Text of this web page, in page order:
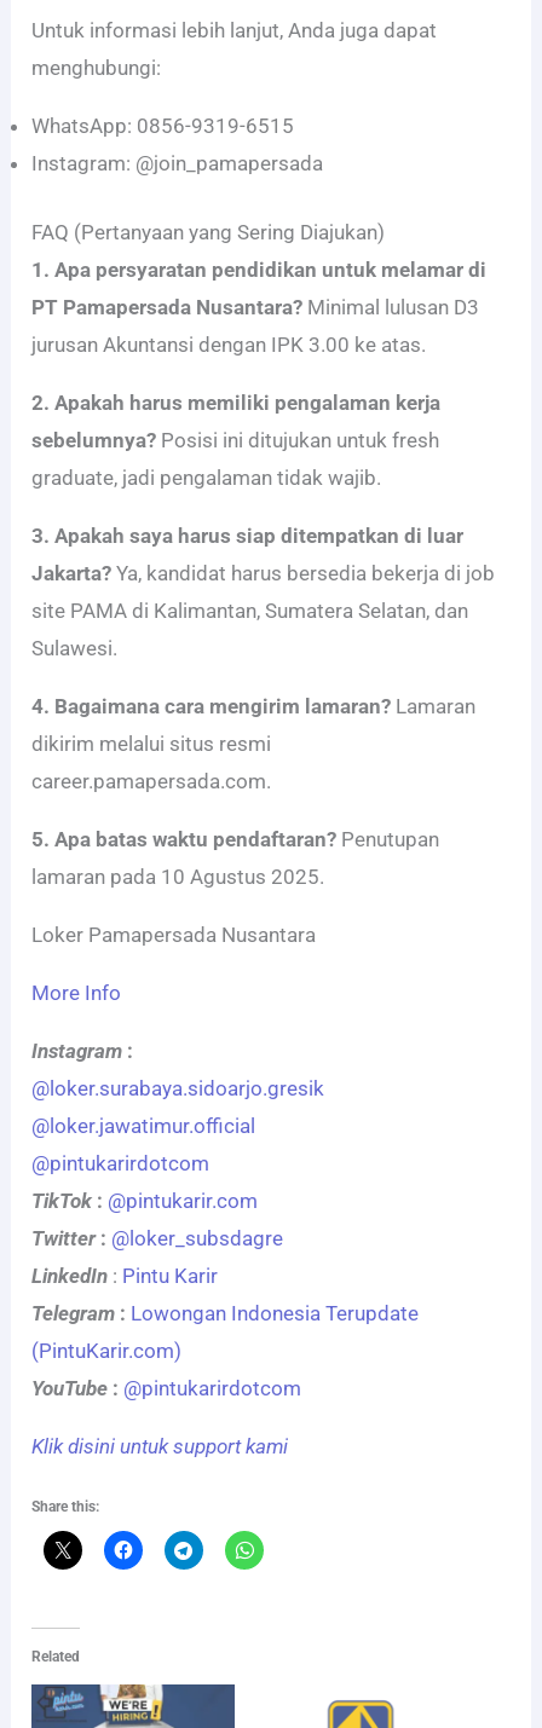
Untuk informasi lebih lanjut, Anda juga dapat
menghubungi:
WhatsApp: 0856-9319-6515
Instagram: @join_pamapersada
FAQ (Pertanyaan yang Sering Diajukan)
1. Apa persyaratan pendidikan untuk melamar di
PT Pamapersada Nusantara? Minimal lulusan D3
jurusan Akuntansi dengan IPK 3.00 ke atas.
2. Apakah harus memiliki pengalaman kerja
sebelumnya? Posisi ini ditujukan untuk fresh
graduate, jadi pengalaman tidak wajib.
3. Apakah saya harus siap ditempatkan di luar
Jakarta? Ya, kandidat harus bersedia bekerja di job
site PAMA di Kalimantan, Sumatera Selatan, dan
Sulawesi.
4. Bagaimana cara mengirim lamaran? Lamaran
dikirim melalui situs resmi
career.pamapersada.com.
5. Apa batas waktu pendaftaran? Penutupan
lamaran pada 10 Agustus 2025.
Loker Pamapersada Nusantara
More Info
Instagram :
@loker.surabaya.sidoarjo.gresik
@loker.jawatimur.official
@pintukarirdotcom
TikTok : @pintukarir.com
Twitter: @loker_subsdagre
LinkedIn : Pintu Karir
Telegram : Lowongan Indonesia Terupdate
(PintuKarir.com)
YouTube : @pintukarirdotcom
Klik disini untuk support kami
Share this:
Related